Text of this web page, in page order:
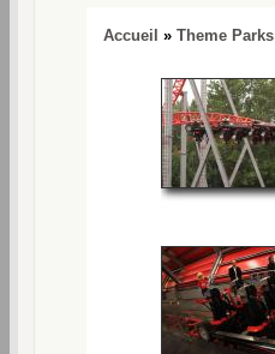
Accueil » Theme Parks